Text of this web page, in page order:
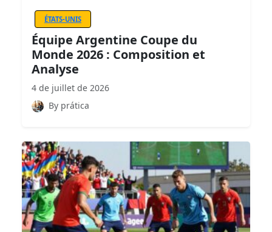
ÉTATS-UNIS
Équipe Argentine Coupe du
Monde 2026 : Composition et
Analyse
4 de juillet de 2026
By prática